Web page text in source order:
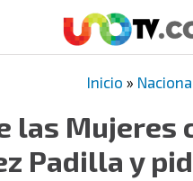
Inicio »
las Mujeres
Padilla y